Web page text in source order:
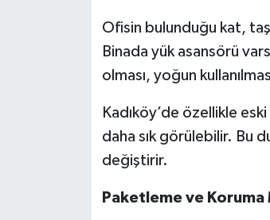
Ofisin bulunduğu kat,
Binada yük asansörü
olması, yoğun
Kadıköy’de özellikle
daha sık görülebilir. Bu
değiştirir.
Paketleme ve